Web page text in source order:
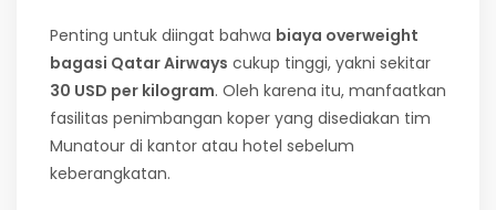
Penting untuk diingat bahwa biaya overweight
bagasi Qatar Airways cukup tinggi, yakni sekitar
30 USD per kilogram. Oleh karena itu, manfaatkan
fasilitas penimbangan koper yang disediakan tim
Munatour di kantor atau hotel sebelum
keberangkatan.